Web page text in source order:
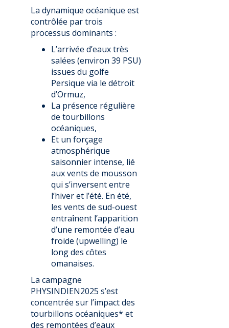
La dynamique océanique est
contrôlée par trois
processus dominants :
L’arrivée d’eaux très
salées (environ 39 PSU)
issues du golfe
Persique via le détroit
d’Ormuz,
La présence régulière
de tourbillons
océaniques,
Et un forçage
atmosphérique
saisonnier intense, lié
aux vents de mousson
qui s’inversent entre
l’hiver et l’été. En été,
les vents de sud-ouest
entraînent l’apparition
d’une remontée d’eau
froide (upwelling) le
long des côtes
omanaises.
La campagne
PHYSINDIEN2025 s’est
concentrée sur l’impact des
tourbillons océaniques* et
des remontées d’eaux